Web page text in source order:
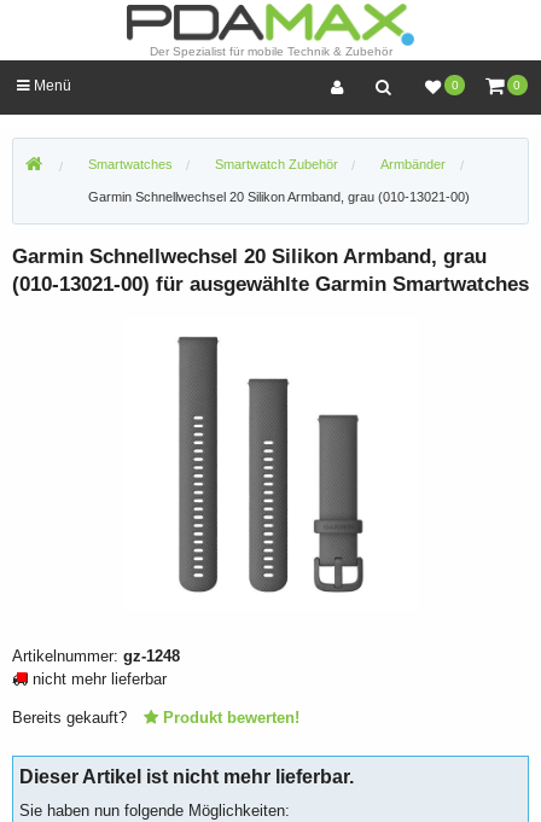
Der Spezialist für mobile Technik & Zubehör
0 0
Menü
Smartwatches Smartwatch Zubehör Armbänder
Garmin Schnellwechsel 20 Silikon Armband, grau (010-13021-00)
Garmin Schnellwechsel 20 Silikon Armband, grau
(010-13021-00) für ausgewählte Garmin Smartwatches
Artikelnummer: gz-1248
nicht mehr lieferbar
Bereits gekauft? Produkt bewerten!
Dieser Artikel ist nicht mehr lieferbar.
Sie haben nun folgende Möglichkeiten: